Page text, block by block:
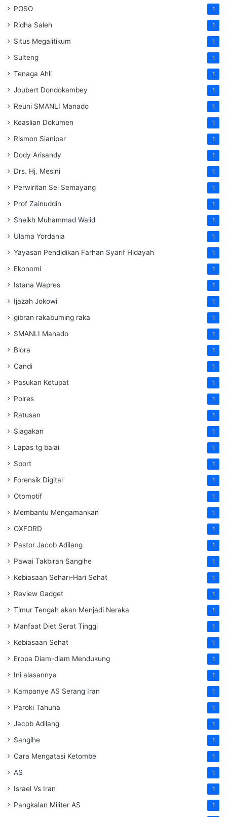
POSO 1
Ridha Saleh 1
Situs Megalitikum 1
Sulteng 1
Tenaga Ahli 1
Joubert Dondokambey 1
Reuni SMANLI Manado 1
Keaslian Dokumen 1
Rismon Sianipar 1
Dody Arisandy 1
Drs. Hj. Mesini 1
Perwiritan Sei Semayang 1
Prof Zainuddin 1
Sheikh Muhammad Walid 1
Ulama Yordania 1
Yayasan Pendidikan Farhan Syarif Hidayah 1
Ekonomi 1
Istana Wapres 1
Ijazah Jokowi 1
gibran rakabuming raka 1
SMANLI Manado 1
Blora 1
Candi 1
Pasukan Ketupat 1
Polres 1
Ratusan 1
Siagakan 1
Lapas tg balai 1
Sport 1
Forensik Digital 1
Otomotif 1
Membantu Mengamankan 1
OXFORD 1
Pastor Jacob Adilang 1
Pawai Takbiran Sangihe 1
Kebiasaan Sehari-Hari Sehat 1
Review Gadget 1
Timur Tengah akan Menjadi Neraka 1
Manfaat Diet Serat Tinggi 1
Kebiasaan Sehat 1
Eropa Diam-diam Mendukung 1
Ini alasannya 1
Kampanye AS Serang Iran 1
Paroki Tahuna 1
Jacob Adilang 1
Sangihe 1
Cara Mengatasi Ketombe 1
AS 1
Israel Vs Iran 1
Pangkalan Militer AS 1